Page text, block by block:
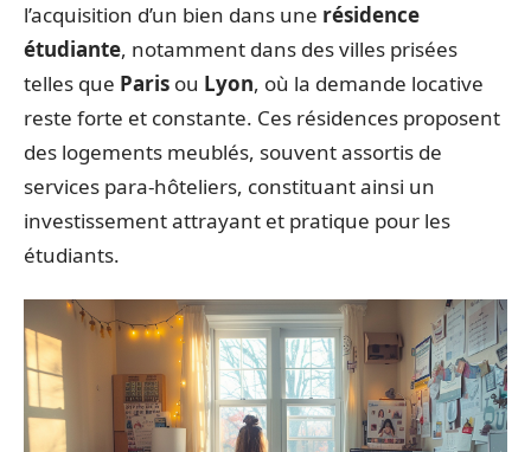
l’acquisition d’un bien dans une résidence
étudiante, notamment dans des villes prisées
telles que Paris ou Lyon, où la demande locative
reste forte et constante. Ces résidences proposent
des logements meublés, souvent assortis de
services para-hôteliers, constituant ainsi un
investissement attrayant et pratique pour les
étudiants.